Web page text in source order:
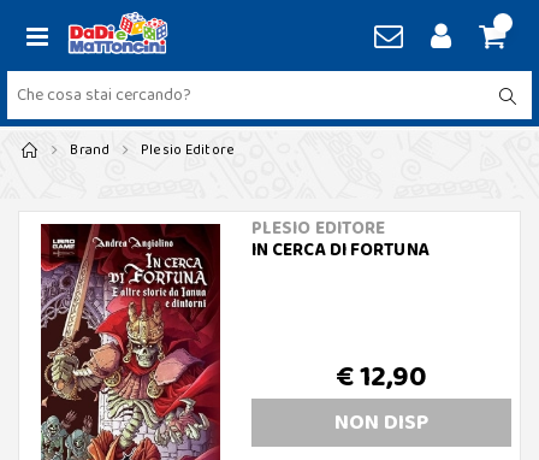
Brand Plesio Editore
PLESIO EDITORE
IN CERCA DI FORTUNA
€ 12,90
NON DISP